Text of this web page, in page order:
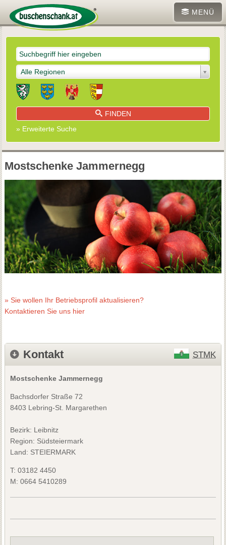
MENÜ
Alle Regionen
FINDEN
» Erweiterte Suche
Mostschenke Jammernegg
» Sie wollen Ihr Betriebsprofil aktualisieren?
Kontaktieren Sie uns hier
Kontakt STMK
Mostschenke Jammernegg
Bachsdorfer Straße 72
8403 Lebring-St. Margarethen
Bezirk: Leibnitz
Region: Südsteiermark
Land: STEIERMARK
T: 03182 4450
M: 0664 5410289